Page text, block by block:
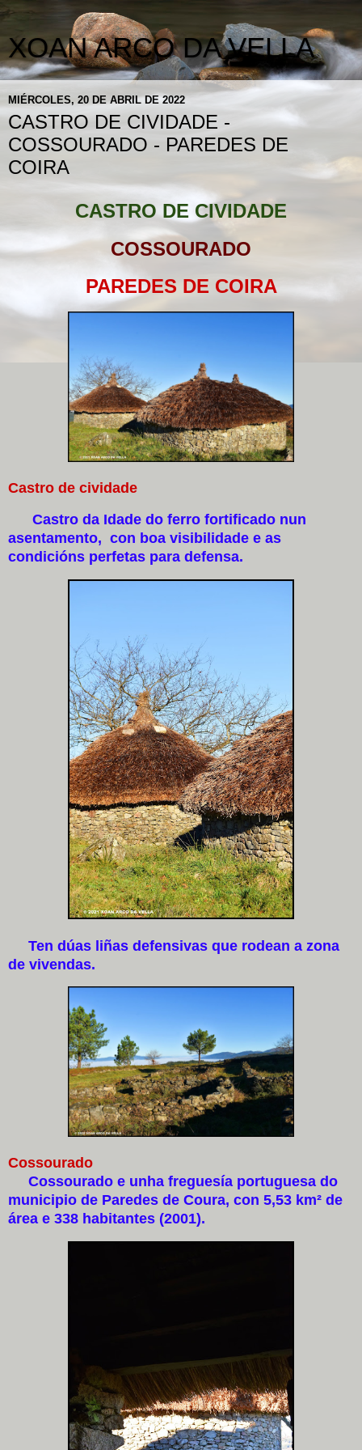
XOAN ARCO DA VELLA
MIÉRCOLES, 20 DE ABRIL DE 2022
CASTRO DE CIVIDADE -
COSSOURADO - PAREDES DE
COIRA
CASTRO DE CIVIDADE
COSSOURADO
PAREDES DE COIRA
Castro de cividade
Castro da Idade do ferro fortificado nun
asentamento, con boa visibilidade e as
condicións perfetas para defensa.
Ten dúas liñas defensivas que rodean a zona
de vivendas.
Cossourado
Cossourado e unha freguesía portuguesa do
municipio de Paredes de Coura, con 5,53 km² de
área e 338 habitantes (2001).